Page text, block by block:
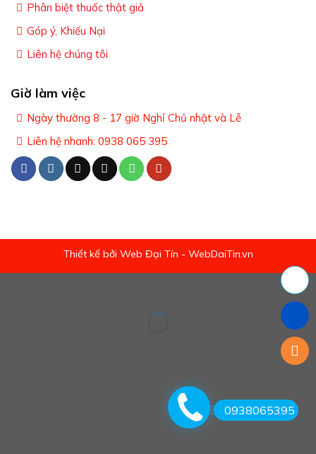
Phân biệt thuốc thật giả
Góp ý, Khiếu Nại
Liên hệ chúng tôi
Giờ làm việc
Ngày thường 8 - 17 giờ Nghỉ Chủ nhật và Lễ
Liên hệ nhanh: 0938 065 395
Thiết kế bởi Web Đại Tín - WebDaiTin.vn
0938065395